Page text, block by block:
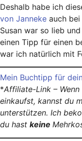
Deshalb habe ich
von Janneke auch bei
Susan war so lieb
einen Tipp für einen
war ich natürlich mit
Mein Buchtipp für
*Affiliate-Link –
einkaufst, kannst du
unterstützen. Ich
du hast keine